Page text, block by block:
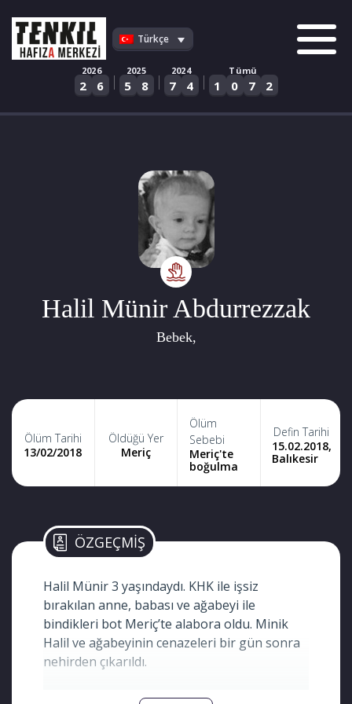
content
Türkçe
2026
2 6 |
2025
5 8 |
2024
7 4 |
Tümü
1 0 7 2
Halil Münir Abdurrezzak
Bebek,
Ölüm Tarihi
13/02/2018
Öldüğü Yer
Meriç
Ölüm
Sebebi
Meriç'te
boğulma
Defin Tarihi
15.02.2018,
Balıkesir
ÖZGEÇMİŞ
Halil Münir 3 yaşındaydı. KHK ile işsiz
bırakılan anne, babası ve ağabeyi ile
bindikleri bot Meriç’te alabora oldu. Minik
Halil ve ağabeyinin cenazeleri bir gün sonra
nehirden çıkarıldı.
KHK ile ihraç edilen Türkçe Öğretmeni Ayşe